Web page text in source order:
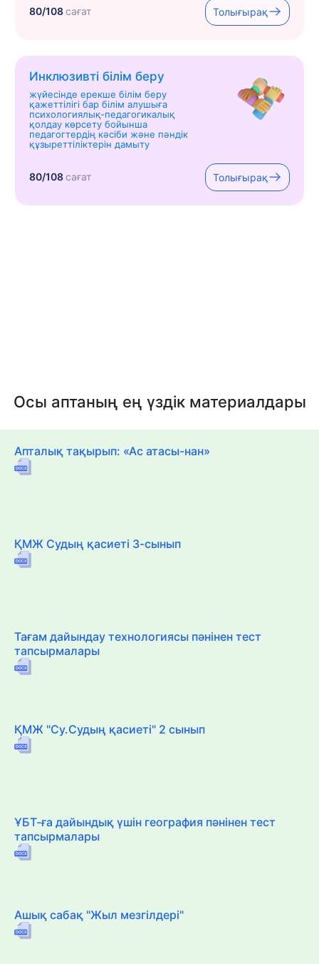
80/108сағат Толығырақ
Инклюзивті білім беру
жүйесінде ерекше білім беру
қажеттілігі бар білім алушыға
психологиялық-педагогикалық
қолдау көрсету бойынша
педагогтердің кәсіби және пәндік
құзыреттіліктерін дамыту
80/108сағат Толығырақ
Осы аптаның ең үздік материалдары
Апталық тақырып: «Ас атасы-нан»
ҚМЖ Судың қасиеті 3-сынып
Тағам дайындау технологиясы пәнінен тест
тапсырмалары
ҚМЖ "Су.Судың қасиеті" 2 сынып
ҰБТ-ға дайындық үшін география пәнінен тест
тапсырмалары
Ашық сабақ "Жыл мезгілдері"